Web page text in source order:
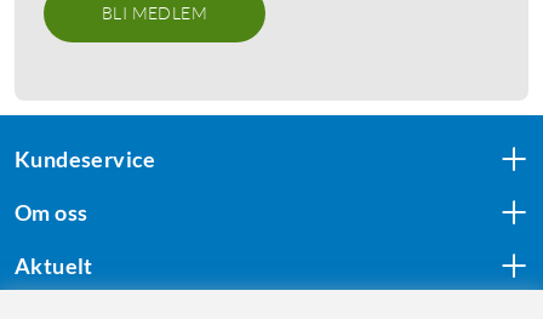
BLI MEDLEM
Kundeservice
Om oss
Aktuelt